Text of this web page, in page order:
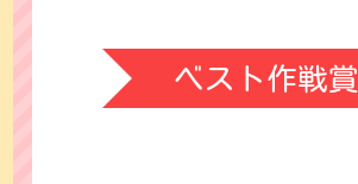
ベスト作戦賞